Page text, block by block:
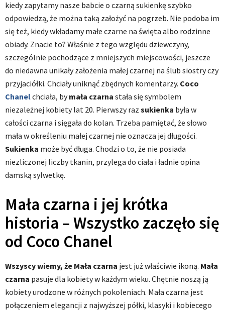
kiedy zapytamy nasze babcie o czarną sukienkę szybko
odpowiedzą, że można taką założyć na pogrzeb. Nie podoba im
się też, kiedy wkładamy małe czarne na święta albo rodzinne
obiady. Znacie to? Właśnie z tego względu dziewczyny,
szczególnie pochodzące z mniejszych miejscowości, jeszcze
do niedawna unikały założenia małej czarnej na ślub siostry czy
przyjaciółki. Chciały uniknąć zbędnych komentarzy. Coco
Chanelchciała, bymała czarna stała się symbolem
niezależnej kobiety lat 20. Pierwszy raz sukienka była w
całości czarna i sięgała do kolan. Trzeba pamiętać, że słowo
mała w określeniu małej czarnej nie oznacza jej długości.
Sukienka może być długa. Chodzi o to, że nie posiada
niezliczonej liczby tkanin, przylega do ciała i ładnie opina
damską sylwetkę.
Mała czarna i jej krótka
historia – Wszystko zaczęło się
od Coco Chanel
Wszyscy wiemy, że Mała czarna jest już właściwie ikoną. Mała
czarna pasuje dla kobiety w każdym wieku. Chętnie noszą ją
kobiety urodzone w różnych pokoleniach. Mała czarna jest
połączeniem elegancji z najwyższej półki, klasyki i kobiecego